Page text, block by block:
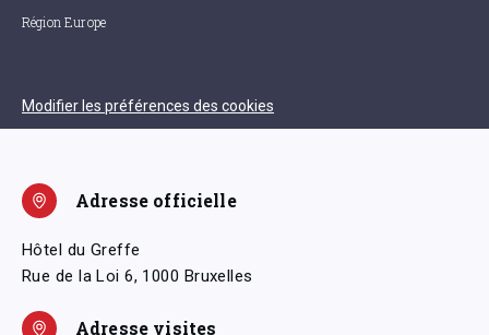
Région Europe
Modifier les préférences des cookies
Adresse officielle
Hôtel du Greffe
Rue de la Loi 6, 1000 Bruxelles
Adresse visites